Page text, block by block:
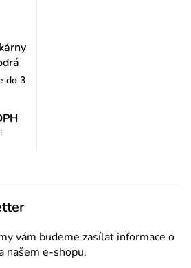
do 3
vám budeme zasílat informace o
našem e-shopu.